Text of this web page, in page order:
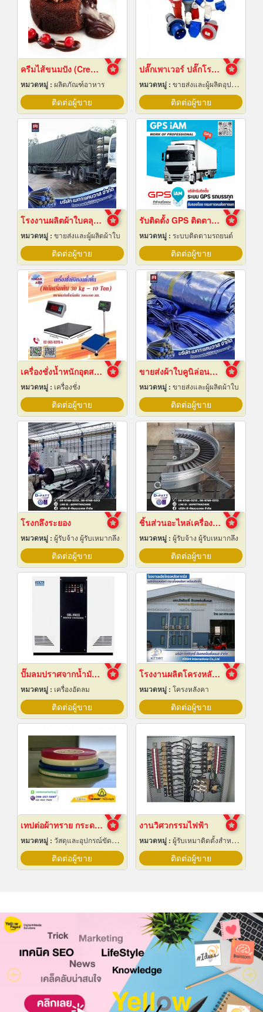
ครีมไส้ขนมปัง (Cream fillings for bread)
หมวดหมู่ : ผลิตภัณฑ์อาหาร
ติดต่อผู้ขาย
ปลั๊กเพาเวอร์ ปลั๊กโรงงาน ปลั๊กอุตสาหกรรม พัทยา ชลบุรี
หมวดหมู่ : ขายส่งและผู้ผลิตอุปกรณ์เครื่องใช้ไฟฟ้า
ติดต่อผู้ขาย
โรงงานผลิตผ้าใบคลุมรถบรรทุก
หมวดหมู่ : ขายส่งและผู้ผลิตผ้าใบ
ติดต่อผู้ขาย
รับติดตั้ง GPS ติดตามรถบรรทุก
หมวดหมู่ : ระบบติดตามรถยนต์
ติดต่อผู้ขาย
เครื่องชั่งน้ำหนักอุตสาหกรรม
หมวดหมู่ : เครื่องชั่ง
ติดต่อผู้ขาย
ขายส่งผ้าใบคูนิล่อนยกม้วนราคาส่ง
หมวดหมู่ : ขายส่งและผู้ผลิตผ้าใบ
ติดต่อผู้ขาย
โรงกลึงระยอง
หมวดหมู่ : ผู้รับจ้าง ผู้รับเหมากลึง
ติดต่อผู้ขาย
ชิ้นส่วนอะไหล่เครื่องจักรกล
หมวดหมู่ : ผู้รับจ้าง ผู้รับเหมากลึง
ติดต่อผู้ขาย
ปั๊มลมปราศจากน้ำมันแบบบูสเตอร์
หมวดหมู่ : เครื่องอัดลม
ติดต่อผู้ขาย
โรงงานผลิตโครงหลังคาสำเร็จรูป
หมวดหมู่ : โครงหลังคา
ติดต่อผู้ขาย
เทปต่อผ้าทราย กระดาษทราย
หมวดหมู่ : วัสดุและอุปกรณ์ขัดและฝน
ติดต่อผู้ขาย
งานวิศวกรรมไฟฟ้า
หมวดหมู่ : ผู้รับเหมาติดตั้งสำหรับบ้านและโรงงานไฟฟ้า
ติดต่อผู้ขาย